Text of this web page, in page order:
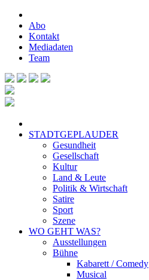
Abo
Kontakt
Mediadaten
Team
STADTGEPLAUDER
Gesundheit
Gesellschaft
Kultur
Land & Leute
Politik & Wirtschaft
Satire
Sport
Szene
WO GEHT WAS?
Ausstellungen
Bühne
Kabarett / Comedy
Musical